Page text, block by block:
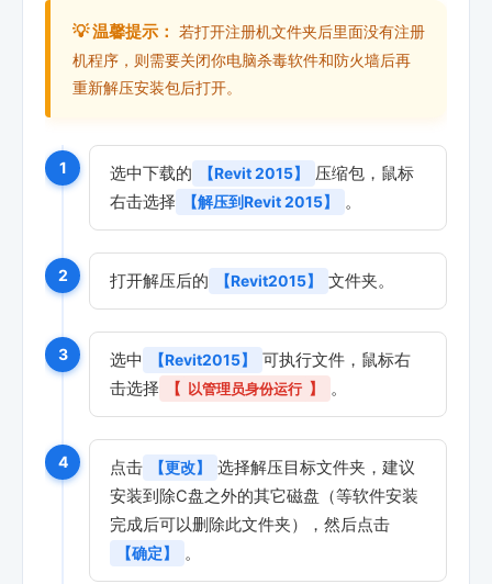
💡 温馨提示： 若打开注册机文件夹后里面没有注册
机程序，则需要关闭你电脑杀毒软件和防火墙后再
重新解压安装包后打开。
1 选中下载的 【Revit 2015】
压缩包，鼠标
右击选择
【解压到Revit 2015】 。
2 打开解压后的 【Revit2015】 文件夹。
3 选中 【Revit2015】
可执行文件，鼠标右
击选择
【 以管理员身份运行 】 。
4 点击 【更改】
选择解压目标文件夹，建议
安装到除C盘之外的其它磁盘（等软件安装
完成后可以删除此文件夹），然后点击
【确定】 。